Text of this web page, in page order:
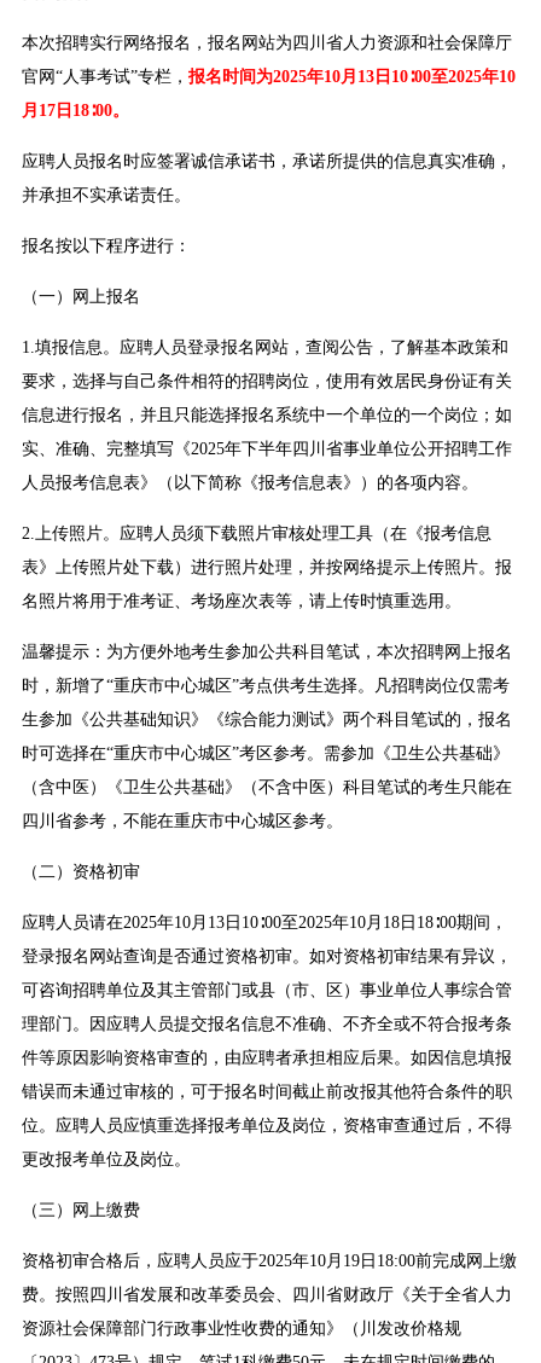
本次招聘实行网络报名，报名网站为四川省人力资源和社会保障厅
官网“人事考试”专栏， 报名时间为2025年10月13日10∶00至2025年10
月17日18∶00。
应聘人员报名时应签署诚信承诺书，承诺所提供的信息真实准确，
并承担不实承诺责任。
报名按以下程序进行：
（一）网上报名
1.填报信息。应聘人员登录报名网站，查阅公告，了解基本政策和
要求，选择与自己条件相符的招聘岗位，使用有效居民身份证有关
信息进行报名，并且只能选择报名系统中一个单位的一个岗位；如
实、准确、完整填写《2025年下半年四川省事业单位公开招聘工作
人员报考信息表》（以下简称《报考信息表》）的各项内容。
2.上传照片。应聘人员须下载照片审核处理工具（在《报考信息
表》上传照片处下载）进行照片处理，并按网络提示上传照片。报
名照片将用于准考证、考场座次表等，请上传时慎重选用。
温馨提示：为方便外地考生参加公共科目笔试，本次招聘网上报名
时，新增了“重庆市中心城区”考点供考生选择。凡招聘岗位仅需考
生参加《公共基础知识》《综合能力测试》两个科目笔试的，报名
时可选择在“重庆市中心城区”考区参考。需参加《卫生公共基础》
（含中医）《卫生公共基础》（不含中医）科目笔试的考生只能在
四川省参考，不能在重庆市中心城区参考。
（二）资格初审
应聘人员请在2025年10月13日10∶00至2025年10月18日18∶00期间，
登录报名网站查询是否通过资格初审。如对资格初审结果有异议，
可咨询招聘单位及其主管部门或县（市、区）事业单位人事综合管
理部门。因应聘人员提交报名信息不准确、不齐全或不符合报考条
件等原因影响资格审查的，由应聘者承担相应后果。如因信息填报
错误而未通过审核的，可于报名时间截止前改报其他符合条件的职
位。应聘人员应慎重选择报考单位及岗位，资格审查通过后，不得
更改报考单位及岗位。
（三）网上缴费
资格初审合格后，应聘人员应于2025年10月19日18:00前完成网上缴
费。按照四川省发展和改革委员会、四川省财政厅《关于全省人力
资源社会保障部门行政事业性收费的通知》（川发改价格规